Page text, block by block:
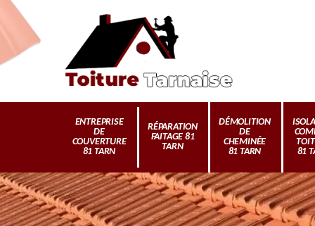
ENTREPRISE
DE
COUVERTURE
81 TARN
RÉPARATION
FAITAGE 81
TARN
DÉMOLITION
DE
CHEMINÉE
81 TARN
81